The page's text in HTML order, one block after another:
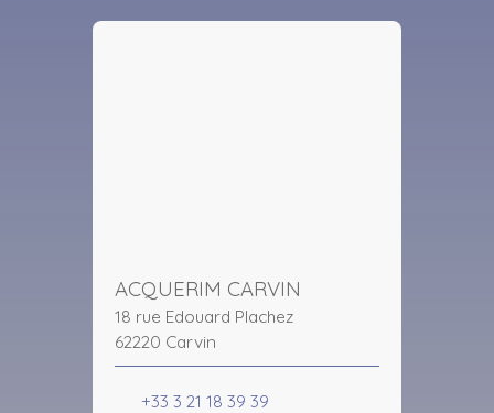
ACQUERIM CARVIN
18 rue Edouard Plachez
62220 Carvin
+33 3 21 18 39 39